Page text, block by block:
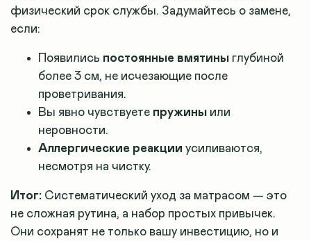
физический срок службы. Задумайтесь о замене,
если:
Появились постоянные вмятины глубиной
более 3 см, не исчезающие после
проветривания.
Вы явно чувствуете пружины или
неровности.
Аллергические реакции усиливаются,
несмотря на чистку.
Итог: Систематический уход за матрасом — это
не сложная рутина, а набор простых привычек.
Они сохранят не только вашу инвестицию, но и